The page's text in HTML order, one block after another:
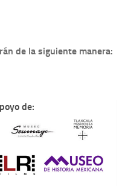
de la siguiente manera:
de: